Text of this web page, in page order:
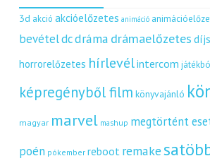
3d akció akcióelőzetes animáció
bevételdcdráma drámaelőzetes
horrorelőzetes hírlevélintercom
képregényből film könyvajánló
magyar marvel mashup megtörtént
poén pókember reboot remake